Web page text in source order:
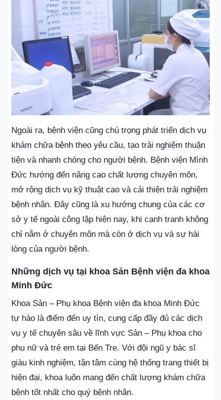
Ngoài ra, bệnh viện cũng chú trọng phát triển dịch vụ
khám chữa bệnh theo yêu cầu, tạo trải nghiệm thuận
tiện và nhanh chóng cho người bệnh. Bệnh viện Mình
Đức hướng đến nâng cao chất lượng chuyên môn,
mở rộng dịch vụ kỹ thuật cao và cải thiện trải nghiệm
bệnh nhân. Đây cũng là xu hướng chung của các cơ
sở y tế ngoài công lập hiện nay, khi cạnh tranh không
chỉ nằm ở chuyên môn mà còn ở dịch vụ và sự hài
lòng của người bệnh.
Những dịch vụ tại khoa Sản Bệnh viện đa khoa
Minh Đức
Khoa Sản – Phụ khoa Bệnh viện đa khoa Minh Đức
tự hào là điểm đến uy tín, cung cấp đầy đủ các dịch
vụ y tế chuyên sâu về lĩnh vực Sản – Phụ khoa cho
phụ nữ và trẻ em tại Bến Tre. Với đội ngũ y bác sĩ
giàu kinh nghiệm, tận tâm cùng hệ thống trang thiết bị
hiện đại, khoa luôn mang đến chất lượng khám chữa
bệnh tốt nhất cho quý bệnh nhân.